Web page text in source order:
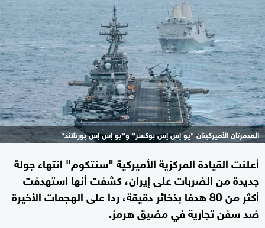
المدمرتان الأميركيتان "يو إس إس بوكسر" و"يو إس إس بورتلاند"
أعلنت القيادة المركزية الأميركية "سنتكوم" انتهاء جولة
جديدة من الضربات على إيران، كشفت أنها استهدفت
أكثر من 80 هدفا بذخائر دقيقة، ردا على الهجمات الأخيرة
ضد سفن تجارية في مضيق هرمز.